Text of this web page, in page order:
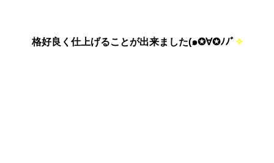
格好良く仕上げることが出来ました(๑✪∀✪ﾉﾉﾞ✧